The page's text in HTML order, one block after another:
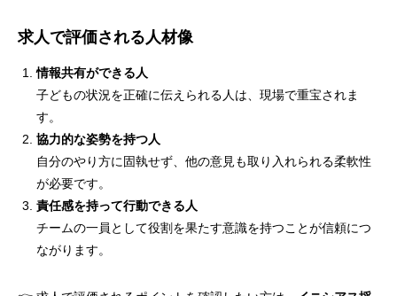
求人で評価される人材像
情報共有ができる人
子どもの状況を正確に伝えられる人は、現場で重宝されま
す。
協力的な姿勢を持つ人
自分のやり方に固執せず、他の意見も取り入れられる柔軟性
が必要です。
責任感を持って行動できる人
チームの一員として役割を果たす意識を持つことが信頼につ
ながります。